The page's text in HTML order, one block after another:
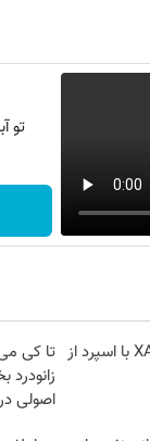
تو
ترید XAUUSD با اسپرد از تا کی
زانودرد
اصولی